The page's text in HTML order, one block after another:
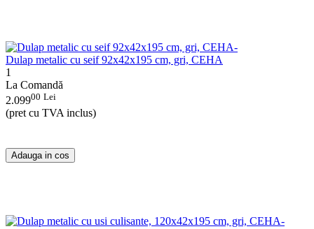
Dulap metalic cu seif 92x42x195 cm, gri, CEHA
1
La Comandă
2.09900 Lei
(pret cu TVA inclus)
Adauga in cos